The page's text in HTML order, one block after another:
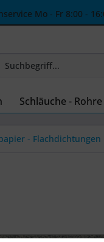
Mo - Fr 8:00 -
Schläuche - Rohre
- Flachdichtungen